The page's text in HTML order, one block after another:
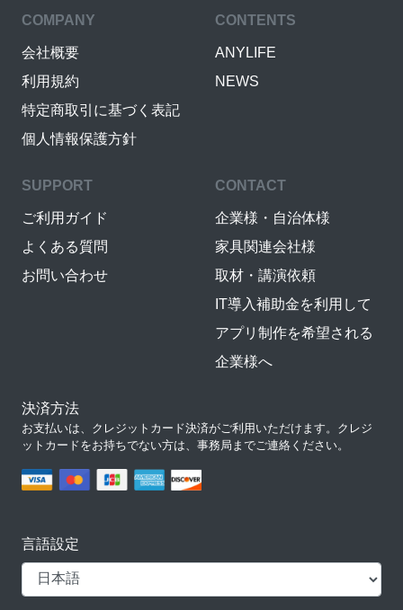
COMPANY
会社概要
利用規約
特定商取引に基づく表記
個人情報保護方針
CONTENTS
ANYLIFE
NEWS
SUPPORT
ご利用ガイド
よくある質問
お問い合わせ
CONTACT
企業様・自治体様
家具関連会社様
取材・講演依頼
IT導入補助金を利用して
アプリ制作を希望される
企業様へ
決済方法
お支払いは、クレジットカード決済がご利用いただけます。クレジ
ットカードをお持ちでない方は、事務局までご連絡ください。
言語設定